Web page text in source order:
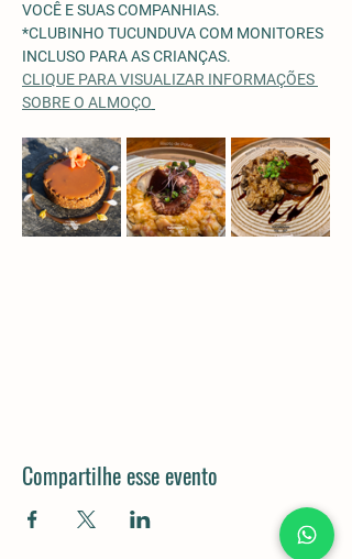
VOCÊ E SUAS COMPANHIAS.
*CLUBINHO TUCUNDUVA COM MONITORES
INCLUSO PARA AS CRIANÇAS.
CLIQUE PARA VISUALIZAR INFORMAÇÕES
SOBRE O ALMOÇO
Compartilhe esse evento